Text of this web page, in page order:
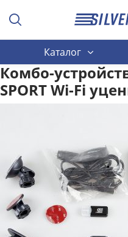
Каталог
Комбо-
SPORT Wi-Fi